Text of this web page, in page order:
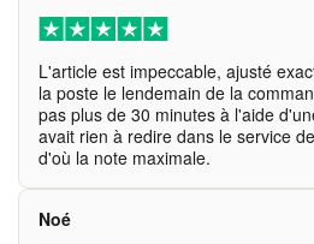
L'article est impeccable, ajusté
la poste le lendemain de la
pas plus de 30 minutes à l'aide
avait rien à redire dans le service
d'où la note maximale.
Noé